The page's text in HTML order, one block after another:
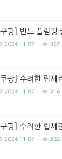
[쿠팡] 빈느 플럼
2024.11.07 387
[쿠팡] 수려한 립
2024.11.07 316
[쿠팡] 수려한 립
2024.11.07 362